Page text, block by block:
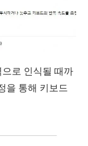
로 인식될 때까
을 통해 키보드